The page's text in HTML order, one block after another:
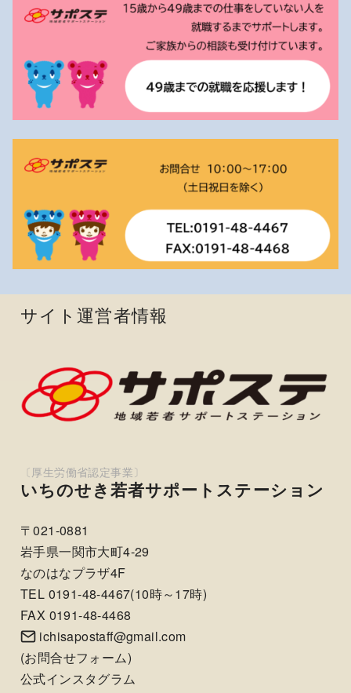
サイト運営者情報
いちのせき若者サポートステーション
〒021-0881
岩手県一関市大町4-29
なのはなプラザ4F
TEL 0191-48-4467(10時～17時)
FAX 0191-48-4468
ichisapostaff@gmail.com
(お問合せフォーム)
公式インスタグラム